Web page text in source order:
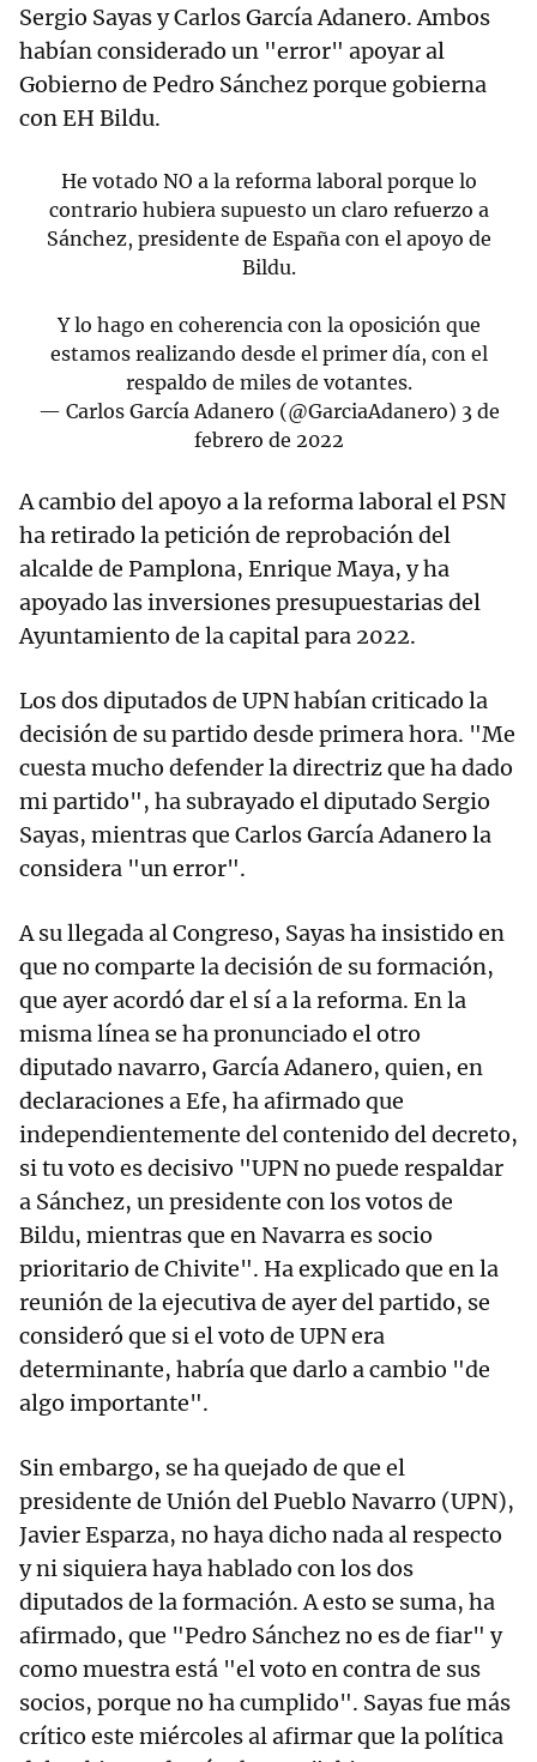
Sergio Sayas y Carlos García Adanero. Ambos
habían considerado un "error" apoyar al
Gobierno de Pedro Sánchez porque gobierna
con EH Bildu.
He votado NO a la reforma laboral porque lo
contrario hubiera supuesto un claro refuerzo a
Sánchez, presidente de España con el apoyo de
Bildu.
Y lo hago en coherencia con la oposición que
estamos realizando desde el primer día, con el
respaldo de miles de votantes.
— Carlos García Adanero (@GarciaAdanero) 3 de
febrero de 2022
A cambio del apoyo a la reforma laboral el PSN
ha retirado la petición de reprobación del
alcalde de Pamplona, Enrique Maya, y ha
apoyado las inversiones presupuestarias del
Ayuntamiento de la capital para 2022.
Los dos diputados de UPN habían criticado la
decisión de su partido desde primera hora. "Me
cuesta mucho defender la directriz que ha dado
mi partido", ha subrayado el diputado Sergio
Sayas, mientras que Carlos García Adanero la
considera "un error".
A su llegada al Congreso, Sayas ha insistido en
que no comparte la decisión de su formación,
que ayer acordó dar el sí a la reforma. En la
misma línea se ha pronunciado el otro
diputado navarro, García Adanero, quien, en
declaraciones a Efe, ha afirmado que
independientemente del contenido del decreto,
si tu voto es decisivo "UPN no puede respaldar
a Sánchez, un presidente con los votos de
Bildu, mientras que en Navarra es socio
prioritario de Chivite". Ha explicado que en la
reunión de la ejecutiva de ayer del partido, se
consideró que si el voto de UPN era
determinante, habría que darlo a cambio "de
algo importante".
Sin embargo, se ha quejado de que el
presidente de Unión del Pueblo Navarro (UPN),
Javier Esparza, no haya dicho nada al respecto
y ni siquiera haya hablado con los dos
diputados de la formación. A esto se suma, ha
afirmado, que "Pedro Sánchez no es de fiar" y
como muestra está "el voto en contra de sus
socios, porque no ha cumplido". Sayas fue más
crítico este miércoles al afirmar que la política